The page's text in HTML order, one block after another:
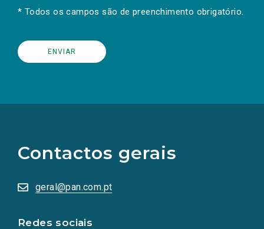
* Todos os campos são de preenchimento obrigatório.
Contactos gerais
geral@pan.com.pt
Redes sociais
redes
sociais
numa
nova